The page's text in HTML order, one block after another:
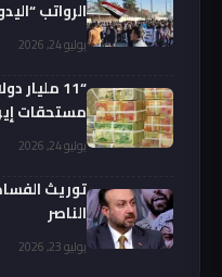
الرواتب
يوليو 24, 2026
“11
مستحقات
يوليو 24, 2026
توريث
الناصر
يوليو 23, 2026